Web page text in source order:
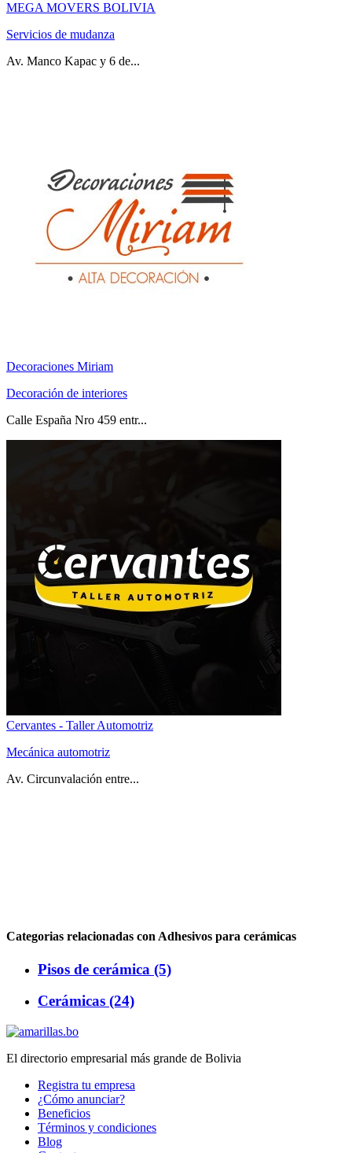
MEGA MOVERS BOLIVIA
Servicios de mudanza
Av. Manco Kapac y 6 de...
Decoraciones Miriam
Decoración de interiores
Calle España Nro 459 entr...
Cervantes - Taller Automotriz
Mecánica automotriz
Av. Circunvalación entre...
Categorias relacionadas con Adhesivos para cerámicas
Pisos de cerámica (5)
Cerámicas (24)
El directorio empresarial más grande de Bolivia
Registra tu empresa
¿Cómo anunciar?
Beneficios
Términos y condiciones
Blog